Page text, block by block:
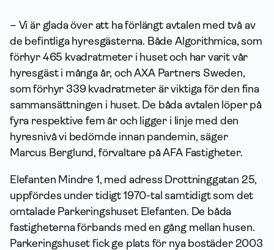
– Vi är glada över att ha förlängt avtalen med två av
de befintliga hyresgästerna. Både Algorithmica, som
förhyr 465 kvadratmeter i huset och har varit vår
hyresgäst i många år, och AXA Partners Sweden,
som förhyr 339 kvadratmeter är viktiga för den fina
sammansättningen i huset. De båda avtalen löper på
fyra respektive fem år och ligger i linje med den
hyresnivå vi bedömde innan pandemin, säger
Marcus Berglund, förvaltare på AFA Fastigheter.
Elefanten Mindre 1, med adress Drottninggatan 25,
uppfördes under tidigt 1970-tal samtidigt som det
omtalade Parkeringshuset Elefanten. De båda
fastigheterna förbands med en gång mellan husen.
Parkeringshuset fick ge plats för nya bostäder 2003